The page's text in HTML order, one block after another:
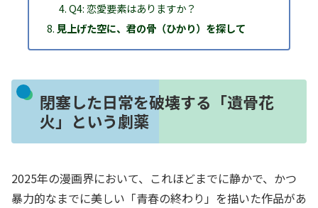
Q4: 恋愛要素はありますか？
見上げた空に、君の骨（ひかり）を探して
閉塞した日常を破壊する「遺骨花
火」という劇薬
2025年の漫画界において、これほどまでに静かで、かつ
暴力的なまでに美しい「青春の終わり」を描いた作品があ